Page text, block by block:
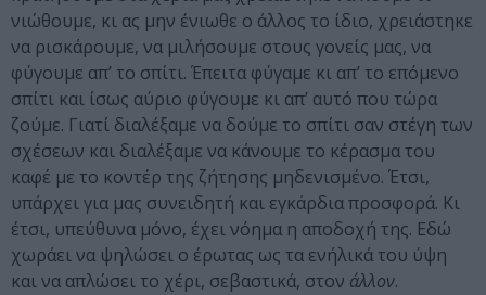
νιώθουμε, κι ας μην ένιωθε ο άλλος το ίδιο, χρειάστηκε
να ρισκάρουμε, να μιλήσουμε στους γονείς μας, να
φύγουμε απ’ το σπίτι. Έπειτα φύγαμε κι απ’ το επόμενο
σπίτι και ίσως αύριο φύγουμε κι απ’ αυτό που τώρα
ζούμε. Γιατί διαλέξαμε να δούμε το σπίτι σαν στέγη των
σχέσεων και διαλέξαμε να κάνουμε το κέρασμα του
καφέ με το κοντέρ της ζήτησης μηδενισμένο. Έτσι,
υπάρχει για μας συνειδητή και εγκάρδια προσφορά. Κι
έτσι, υπεύθυνα μόνο, έχει νόημα η αποδοχή της. Εδώ
χωράει να ψηλώσει ο έρωτας ως τα ενήλικά του ύψη
και να απλώσει το χέρι, σεβαστικά, στον άλλον.